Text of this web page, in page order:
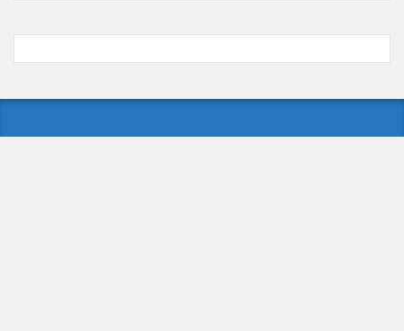
Powered by livedoor 相互RSS